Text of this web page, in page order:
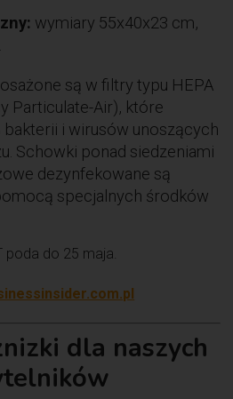
wymiary 55x40x23 cm,
są w filtry typu HEPA
Particulate-Air), które
bakterii i wirusów unoszących
Schowki ponad siedzeniami
dezynfekowane są
specjalnych środków
poda do 25 maja.
dla naszych